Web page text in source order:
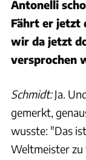
Antonelli
Fährt er jetzt
wir da jetzt
versprochen
Schmidt:Ja.
gemerkt,
wusste: "Das
Weltmeister zu